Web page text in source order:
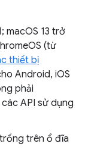
macOS 13 trở
(từ
thiết bị
Android, iOS
phải
API sử dụng
trên ổ đĩa